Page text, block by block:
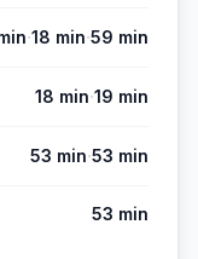
·18 min·59 min
18 min·19 min
53 min·53 min
53 min